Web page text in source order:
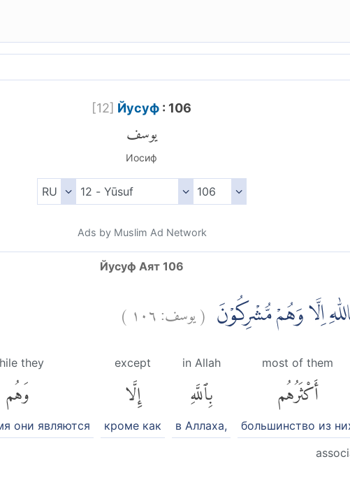
[12] Йусуф : 106
يوسف
Иосиф
Ads by Muslim Ad Network
Йусуф Аят 106
اِلَّا وَهُمْ مُّشْرِكُوْنَ (يوسف:١٠٦ )
most of them
أَكْثَرُهُم
большинство из
in Allah
بِٱللَّهِ
в Аллаха,
except
إِلَّا
кроме как
they
وَهُم
они являются